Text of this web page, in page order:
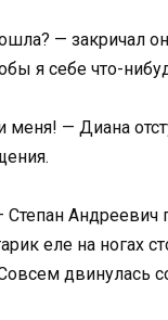
— закричал
я себе что-
— Диана
Андреевич
еле на ногах
двинулась